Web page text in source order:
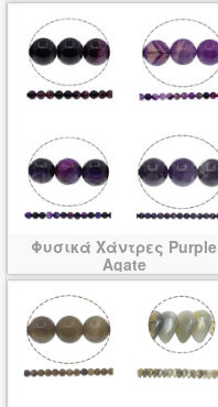
Φυσικά Χάντρες Purple
Agate